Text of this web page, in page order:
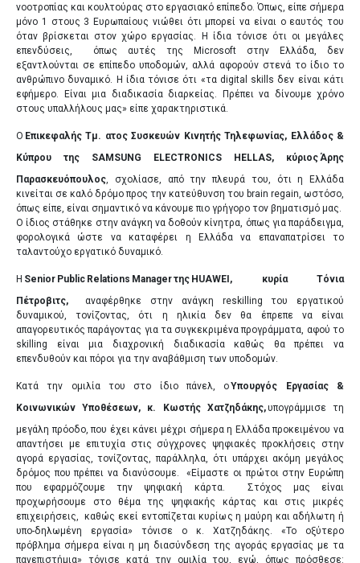
ΧΟΡΗΓΟΙ
MULTIMEDIA
VENUE
GR EN
νοοτροπίας και κουλτούρας στο εργασιακό επίπεδο. Όπως, είπε σήμερα
μόνο 1 στους 3 Ευρωπαίους νιώθει ότι μπορεί να είναι ο εαυτός του
όταν βρίσκεται στον χώρο εργασίας. Η ίδια τόνισε ότι οι μεγάλες
επενδύσεις, όπως αυτές της Microsoft στην Ελλάδα, δεν
εξαντλούνται σε επίπεδο υποδομών, αλλά αφορούν στενά το ίδιο το
ανθρώπινο δυναμικό. Η ίδια τόνισε ότι «τα digital skills δεν είναι κάτι
εφήμερο. Είναι μια διαδικασία διαρκείας. Πρέπει να δίνουμε χρόνο
στους υπαλλήλους μας» είπε χαρακτηριστικά.
Ο Επικεφαλής Τμ. ατος Συσκευών Κινητής Τηλεφωνίας, Ελλάδος &
Κύπρου της SAMSUNG ELECTRONICS HELLAS, κύριος Άρης
Παρασκευόπουλος , σχολίασε, από την πλευρά του, ότι η Ελλάδα
κινείται σε καλό δρόμο προς την κατεύθυνση του brain regain, ωστόσο,
όπως είπε, είναι σημαντικό να κάνουμε πιο γρήγορο τον βηματισμό μας.
Ο ίδιος στάθηκε στην ανάγκη να δοθούν κίνητρα, όπως για παράδειγμα,
φορολογικά ώστε να καταφέρει η Ελλάδα να επαναπατρίσει το
ταλαντούχο εργατικό δυναμικό.
Η Senior Public Relations Managerτης HUAWEI, κυρία Τόνια
Πέτροβιτς, αναφέρθηκε στην ανάγκη reskilling του εργατικού
δυναμικού, τονίζοντας, ότι η ηλικία δεν θα έπρεπε να είναι
απαγορευτικός παράγοντας για τα συγκεκριμένα προγράμματα, αφού το
skilling είναι μια διαχρονική διαδικασία καθώς θα πρέπει να
επενδυθούν και πόροι για την αναβάθμιση των υποδομών.
Κατά την ομιλία του στο ίδιο πάνελ, οΥπουργός Εργασίας &
Κοινωνικών Υποθέσεων, κ. Κωστής Χατζηδάκης,υπογράμμισε τη
μεγάλη πρόοδο, που έχει κάνει μέχρι σήμερα η Ελλάδα προκειμένου να
απαντήσει με επιτυχία στις σύγχρονες ψηφιακές προκλήσεις στην
αγορά εργασίας, τονίζοντας, παράλληλα, ότι υπάρχει ακόμη μεγάλος
δρόμος που πρέπει να διανύσουμε. «Είμαστε οι πρώτοι στην Ευρώπη
που εφαρμόζουμε την ψηφιακή κάρτα. Στόχος μας είναι
προχωρήσουμε στο θέμα της ψηφιακής κάρτας και στις μικρές
επιχειρήσεις, καθώς εκεί εντοπίζεται κυρίως η μαύρη και αδήλωτη ή
υπο-δηλωμένη εργασία» τόνισε ο κ. Χατζηδάκης. «Το οξύτερο
πρόβλημα σήμερα είναι η μη διασύνδεση της αγοράς εργασίας με τα
πανεπιστήμια» τόνισε κατά την ομιλία του, ενώ, όπως πρόσθεσε: